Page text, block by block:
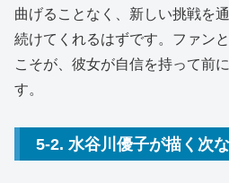
曲げることなく、新しい挑戦を
続けてくれるはずです。ファン
こそが、彼女が自信を持って前
す。
5-2. 水谷川優子が描く次